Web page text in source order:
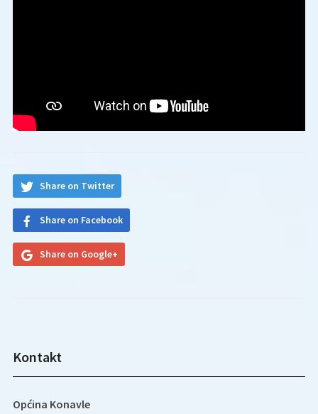
Share on Twitter
Share on Facebook
Share on Google+
Kontakt
Općina Konavle